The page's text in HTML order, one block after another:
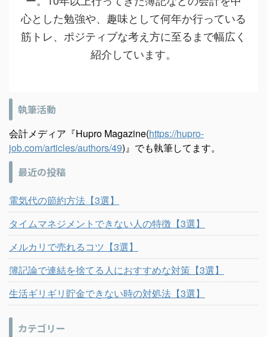
心とした勉強や、趣味として何年か行っている
筋トレ、ポジティブな考え方に至るまで幅広く
紹介しています。
執筆活動
会計メディア『Hupro Magazine(https://hupro-
job.com/articles/authors/49)』でも執筆してます。
最近の投稿
電気代の節約方法【3選】
タイムマネジメントできない人の特徴【3選】
メルカリで売れるコツ【3選】
簿記論で連結を捨てる人におすすめな対策【3選】
生活ギリギリ貯金できない時の対処法【3選】
カテゴリー